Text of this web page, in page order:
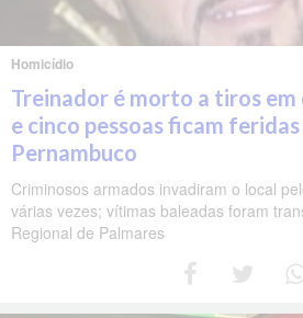
Homicídio
Treinador é morto a tiros
e cinco pessoas ficam
Pernambuco
Criminosos armados invadiram o local
várias vezes; vítimas baleadas foram
Regional de Palmares